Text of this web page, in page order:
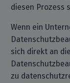
diesen Prozess
Wenn ein
sich direkt an
zu